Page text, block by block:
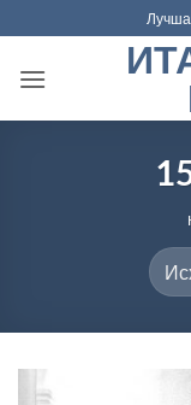
to
content